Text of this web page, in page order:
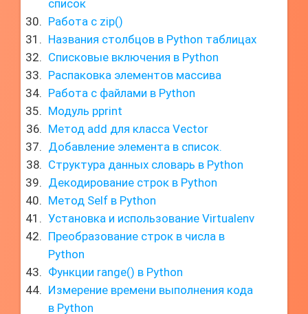
список
Работа с zip()
Названия столбцов в Python таблицах
Списковые включения в Python
Распаковка элементов массива
Работа с файлами в Python
Модуль pprint
Метод add для класса Vector
Добавление элемента в список.
Структура данных словарь в Python
Декодирование строк в Python
Метод Self в Python
Установка и использование Virtualenv
Преобразование строк в числа в
Python
Функции range() в Python
Измерение времени выполнения кода
в Python